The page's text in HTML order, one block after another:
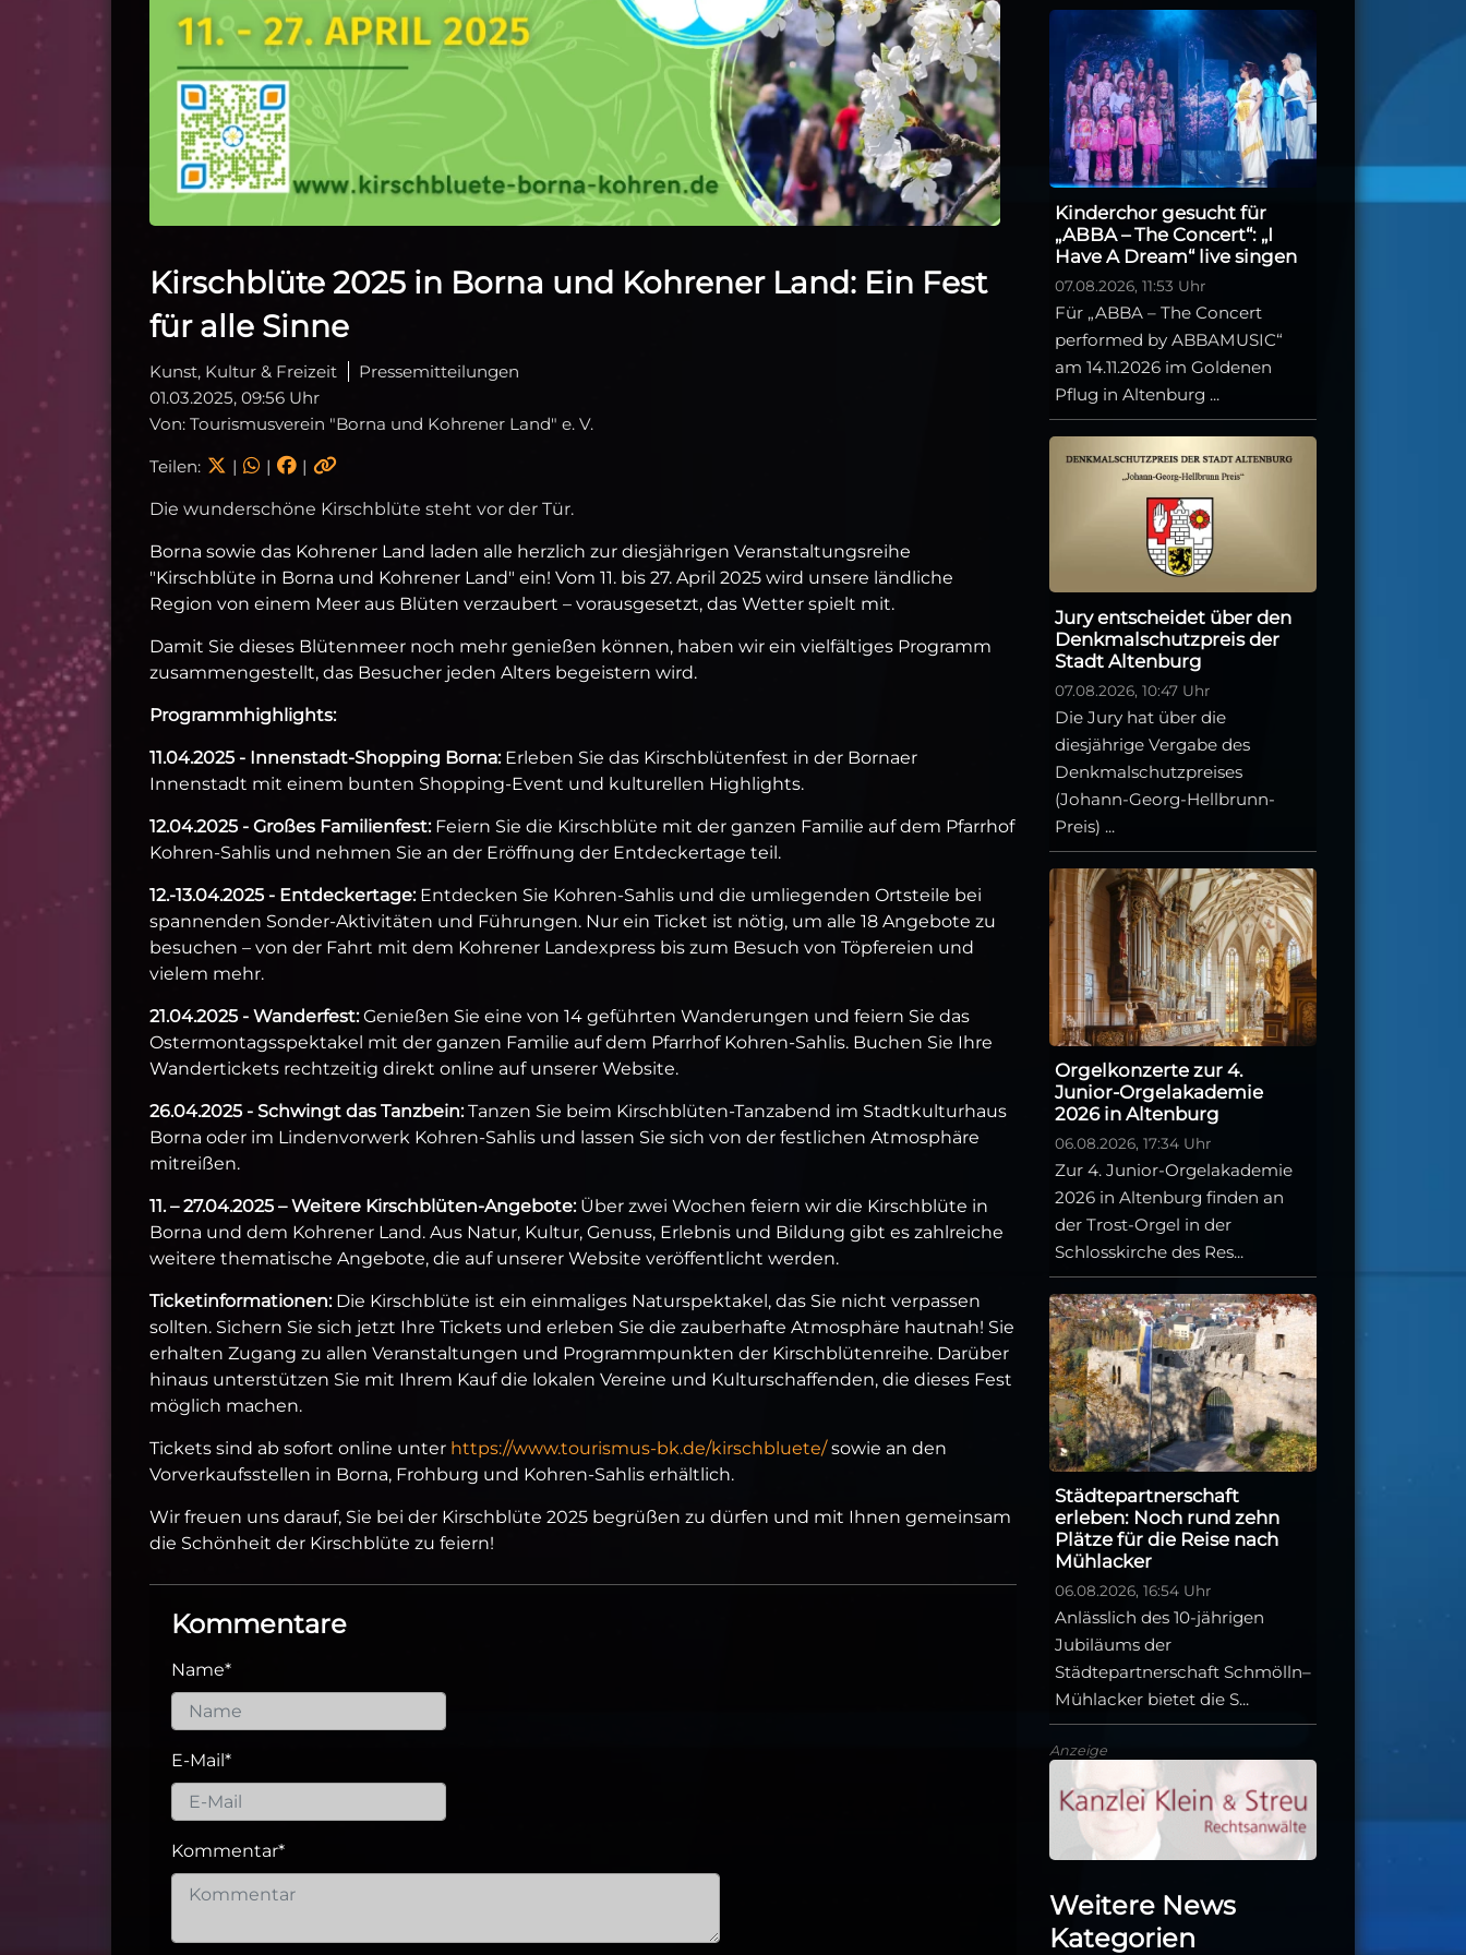
Kirschblüte 2025 in Borna und Kohrener Land: Ein Fest
für alle Sinne
Kunst, Kultur & Freizeit
Pressemitteilungen
01.03.2025, 09:56 Uhr
Von: Tourismusverein "Borna und Kohrener Land" e. V.
Teilen: | | |
Die wunderschöne Kirschblüte steht vor der Tür.
Borna sowie das Kohrener Land laden alle herzlich zur diesjährigen Veranstaltungsreihe
"Kirschblüte in Borna und Kohrener Land" ein! Vom 11. bis 27. April 2025 wird unsere ländliche
Region von einem Meer aus Blüten verzaubert – vorausgesetzt, das Wetter spielt mit.
Damit Sie dieses Blütenmeer noch mehr genießen können, haben wir ein vielfältiges Programm
zusammengestellt, das Besucher jeden Alters begeistern wird.
Programmhighlights:
11.04.2025 - Innenstadt-Shopping Borna:Erleben Sie das Kirschblütenfest in der Bornaer
Innenstadt mit einem bunten Shopping-Event und kulturellen Highlights.
12.04.2025 - Großes Familienfest:Feiern Sie die Kirschblüte mit der ganzen Familie auf dem Pfarrhof
Kohren-Sahlis und nehmen Sie an der Eröffnung der Entdeckertage teil.
12.-13.04.2025 - Entdeckertage:Entdecken Sie Kohren-Sahlis und die umliegenden Ortsteile bei
spannenden Sonder-Aktivitäten und Führungen. Nur ein Ticket ist nötig, um alle 18 Angebote zu
besuchen – von der Fahrt mit dem Kohrener Landexpress bis zum Besuch von Töpfereien und
vielem mehr.
21.04.2025 - Wanderfest:Genießen Sie eine von 14 geführten Wanderungen und feiern Sie das
Ostermontagsspektakel mit der ganzen Familie auf dem Pfarrhof Kohren-Sahlis. Buchen Sie Ihre
Wandertickets rechtzeitig direkt online auf unserer Website.
26.04.2025 - Schwingt das Tanzbein:Tanzen Sie beim Kirschblüten-Tanzabend im Stadtkulturhaus
Borna oder im Lindenvorwerk Kohren-Sahlis und lassen Sie sich von der festlichen Atmosphäre
mitreißen.
11. – 27.04.2025 – Weitere Kirschblüten-Angebote:Über zwei Wochen feiern wir die Kirschblüte in
Borna und dem Kohrener Land. Aus Natur, Kultur, Genuss, Erlebnis und Bildung gibt es zahlreiche
weitere thematische Angebote, die auf unserer Website veröffentlicht werden.
Ticketinformationen:Die Kirschblüte ist ein einmaliges Naturspektakel, das Sie nicht verpassen
sollten. Sichern Sie sich jetzt Ihre Tickets und erleben Sie die zauberhafte Atmosphäre hautnah! Sie
erhalten Zugang zu allen Veranstaltungen und Programmpunkten der Kirschblütenreihe. Darüber
hinaus unterstützen Sie mit Ihrem Kauf die lokalen Vereine und Kulturschaffenden, die dieses Fest
möglich machen.
Tickets sind ab sofort online unter https://www.tourismus-bk.de/kirschbluete/sowie an den
Vorverkaufsstellen in Borna, Frohburg und Kohren-Sahlis erhältlich.
Wir freuen uns darauf, Sie bei der Kirschblüte 2025 begrüßen zu dürfen und mit Ihnen gemeinsam
die Schönheit der Kirschblüte zu feiern!
Kommentare
Name*
E-Mail*
Kommentar*
Kinderchor gesucht für
„ABBA – The Concert“: „I
Have A Dream“ live singen
07.08.2026, 11:53 Uhr
Für „ABBA – The Concert
performed by ABBAMUSIC“
am 14.11.2026 im Goldenen
Pflug in Altenburg ...
Jury entscheidet über den
Denkmalschutzpreis der
Stadt Altenburg
07.08.2026, 10:47 Uhr
Die Jury hat über die
diesjährige Vergabe des
Denkmalschutzpreises
(Johann-Georg-Hellbrunn-
Preis) ...
Orgelkonzerte zur 4.
Junior-Orgelakademie
2026 in Altenburg
06.08.2026, 17:34 Uhr
Zur 4. Junior-Orgelakademie
2026 in Altenburg finden an
der Trost-Orgel in der
Schlosskirche des Res...
Städtepartnerschaft
erleben: Noch rund zehn
Plätze für die Reise nach
Mühlacker
06.08.2026, 16:54 Uhr
Anlässlich des 10-jährigen
Jubiläums der
Städtepartnerschaft Schmölln–
Mühlacker bietet die S...
Anzeige
Weitere News
Kategorien